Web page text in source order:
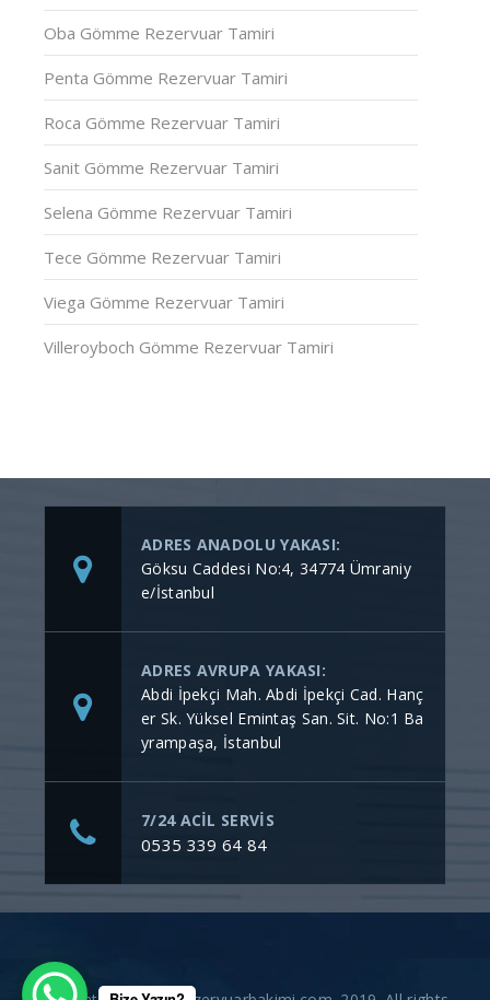
Oba Gömme Rezervuar Tamiri
Penta Gömme Rezervuar Tamiri
Roca Gömme Rezervuar Tamiri
Sanit Gömme Rezervuar Tamiri
Selena Gömme Rezervuar Tamiri
Tece Gömme Rezervuar Tamiri
Viega Gömme Rezervuar Tamiri
Villeroyboch Gömme Rezervuar Tamiri
ADRES ANADOLU YAKASI:
Göksu Caddesi No:4, 34774 Ümraniy
e/İstanbul
ADRES AVRUPA YAKASI:
Abdi İpekçi Mah. Abdi İpekçi Cad. Hanç
er Sk. Yüksel Emintaş San. Sit. No:1 Ba
yrampaşa, İstanbul
7/24 ACİL SERVİS
0535 339 64 84